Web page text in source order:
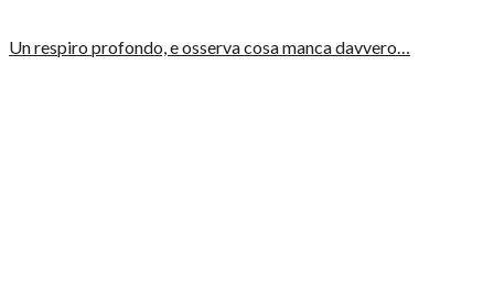
Un respiro profondo, e osserva cosa manca davvero…